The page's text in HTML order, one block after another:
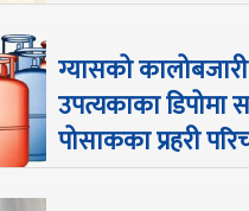
ग्यासको
उपत्यकाका डिपोमा
पोसाकका प्रहरी